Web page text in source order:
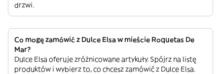
drzwi.
Co mogę zamówić z Dulce Elsa w mieście Roquetas De
Mar?
Dulce Elsa oferuje zróżnicowane artykuły. Spójrz na listę
produktów i wybierz to, co chcesz zamówić z Dulce Elsa.